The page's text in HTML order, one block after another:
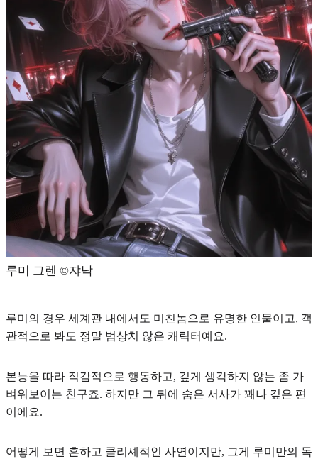
루미 그렌 ©️쟈낙
루미의 경우 세계관 내에서도 미친놈으로 유명한 인물이고, 객
관적으로 봐도 정말 범상치 않은 캐릭터예요.
본능을 따라 직감적으로 행동하고, 깊게 생각하지 않는 좀 가
벼워보이는 친구죠. 하지만 그 뒤에 숨은 서사가 꽤나 깊은 편
이에요.
어떻게 보면 흔하고 클리셰적인 사연이지만, 그게 루미만의 독